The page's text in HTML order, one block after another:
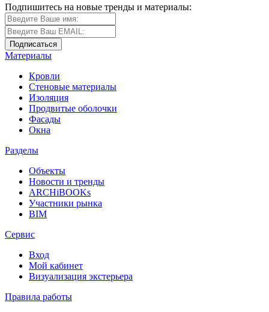
Подпишитесь на новые тренды и материалы:
Материалы
Кровли
Стеновые материалы
Изоляция
Продвитые оболочки
Фасады
Окна
Разделы
Объекты
Новости и тренды
ARCHiBOOKs
Участники рынка
BIM
Сервис
Вход
Мой кабинет
Визуализация экстерьера
Правила работы